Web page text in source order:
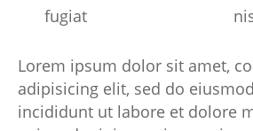
fugiat
Lorem ipsum dolor sit amet,
adipisicing elit, sed do
incididunt ut labore et dolore